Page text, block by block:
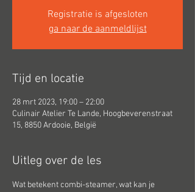
Registratie is afgesloten
ga naar de aanmeldlijst
Tijd en locatie
28 mrt 2023, 19:00 – 22:00
Culinair Atelier Te Lande, Hoogbeverenstraat
15, 8850 Ardooie, België
Uitleg over de les
Wat betekent combi-steamer, wat kan je